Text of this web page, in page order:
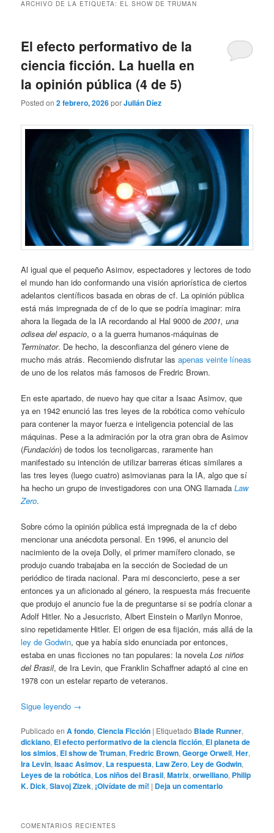
ARCHIVO DE LA ETIQUETA: EL SHOW DE TRUMAN
El efecto performativo de la
ciencia ficción. La huella en
la opinión pública (4 de 5)
Posted on2 febrero, 2026porJulián Díez
Al igual que el pequeño Asimov, espectadores y lectores de todo
el mundo han ido conformando una visión apriorística de ciertos
adelantos científicos basada en obras de cf. La opinión pública
está más impregnada de cf de lo que se podría imaginar: mira
ahora la llegada de la IA recordando al Hal 9000 de2001, una
odisea del espacio, o a la guerra humanos-máquinas de
Terminator. De hecho, la desconfianza del género viene de
mucho más atrás. Recomiendo disfrutar lasapenas veinte líneas
de uno de los relatos más famosos de Fredric Brown.
En este apartado, de nuevo hay que citar a Isaac Asimov, que
ya en 1942 enunció las tres leyes de la robótica como vehículo
para contener la mayor fuerza e inteligencia potencial de las
máquinas. Pese a la admiración por la otra gran obra de Asimov
(Fundación) de todos los tecnoligarcas, raramente han
manifestado su intención de utilizar barreras éticas similares a
las tres leyes (luego cuatro) asimovianas para la IA, algo que sí
ha hecho un grupo de investigadores con una ONG llamadaLaw
Zero.
Sobre cómo la opinión pública está impregnada de la cf debo
mencionar una anécdota personal. En 1996, el anuncio del
nacimiento de la oveja Dolly, el primer mamífero clonado, se
produjo cuando trabajaba en la sección de Sociedad de un
periódico de tirada nacional. Para mi desconcierto, pese a ser
entonces ya un aficionado al género, la respuesta más frecuente
que produjo el anuncio fue la de preguntarse si se podría clonar a
Adolf Hitler. No a Jesucristo, Albert Einstein o Marilyn Monroe,
sino repetidamente Hitler. El origen de esa fijación, más allá de la
ley de Godwin, que ya había sido enunciada por entonces,
estaba en unas ficciones no tan populares: la novelaLos niños
del Brasil, de Ira Levin, que Franklin Schaffner adaptó al cine en
1978 con un estelar reparto de veteranos.
Sigue leyendo →
Publicado en A fondo,Ciencia Ficción | Etiquetado Blade Runner,
dickiano, El efecto performativo de la ciencia ficción, El planeta de
los simios, El show de Truman,Fredric Brown,George Orwell,Her,
Ira Levin,Isaac Asimov, La respuesta, Law Zero, Ley de Godwin,
Leyes de la robótica, Los niños del Brasil,Matrix,orwelliano, Philip
K. Dick,Slavoj Zizek, ¡Olvídate de mí! | Deja un comentario
COMENTARIOS RECIENTES